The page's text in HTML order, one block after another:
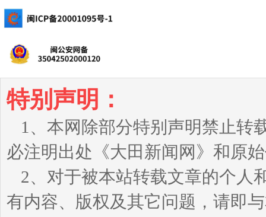
特别声明：
1、本网除部分特别声明禁止转
必注明出处《大田新闻网》和原
2、对于被本站转载文章的个人
有内容、版权及其它问题，请即